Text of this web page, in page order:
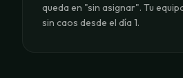
queda en "sin asignar". Tu
sin caos desde el día 1.